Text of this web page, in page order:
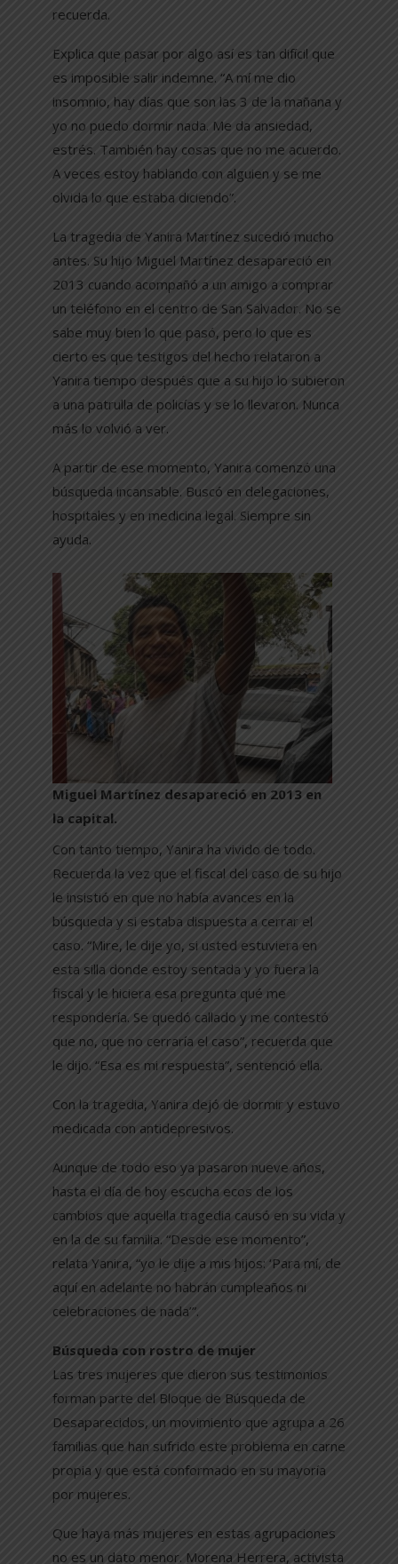
recuerda.
Explica que pasar por algo así es tan difícil que
es imposible salir indemne. “A mí me dio
insomnio, hay días que son las 3 de la mañana y
yo no puedo dormir nada. Me da ansiedad,
estrés. También hay cosas que no me acuerdo.
A veces estoy hablando con alguien y se me
olvida lo que estaba diciendo”.
La tragedia de Yanira Martínez sucedió mucho
antes. Su hijo Miguel Martínez desapareció en
2013 cuando acompañó a un amigo a comprar
un teléfono en el centro de San Salvador. No se
sabe muy bien lo que pasó, pero lo que es
cierto es que testigos del hecho relataron a
Yanira tiempo después que a su hijo lo subieron
a una patrulla de policías y se lo llevaron. Nunca
más lo volvió a ver.
A partir de ese momento, Yanira comenzó una
búsqueda incansable. Buscó en delegaciones,
hospitales y en medicina legal. Siempre sin
ayuda.
Miguel Martínez desapareció en 2013 en
la capital.
Con tanto tiempo, Yanira ha vivido de todo.
Recuerda la vez que el fiscal del caso de su hijo
le insistió en que no había avances en la
búsqueda y si estaba dispuesta a cerrar el
caso. “Mire, le dije yo, si usted estuviera en
esta silla donde estoy sentada y yo fuera la
fiscal y le hiciera esa pregunta qué me
respondería. Se quedó callado y me contestó
que no, que no cerraría el caso”, recuerda que
le dijo. “Esa es mi respuesta”, sentenció ella.
Con la tragedia, Yanira dejó de dormir y estuvo
medicada con antidepresivos.
Aunque de todo eso ya pasaron nueve años,
hasta el día de hoy escucha ecos de los
cambios que aquella tragedia causó en su vida y
en la de su familia. “Desde ese momento”,
relata Yanira, “yo le dije a mis hijos: ‘Para mí, de
aquí en adelante no habrán cumpleaños ni
celebraciones de nada’”.
Búsqueda con rostro de mujer
Las tres mujeres que dieron sus testimonios
forman parte del Bloque de Búsqueda de
Desaparecidos, un movimiento que agrupa a 26
familias que han sufrido este problema en carne
propia y que está conformado en su mayoría
por mujeres.
Que haya más mujeres en estas agrupaciones
no es un dato menor. Morena Herrera, activista